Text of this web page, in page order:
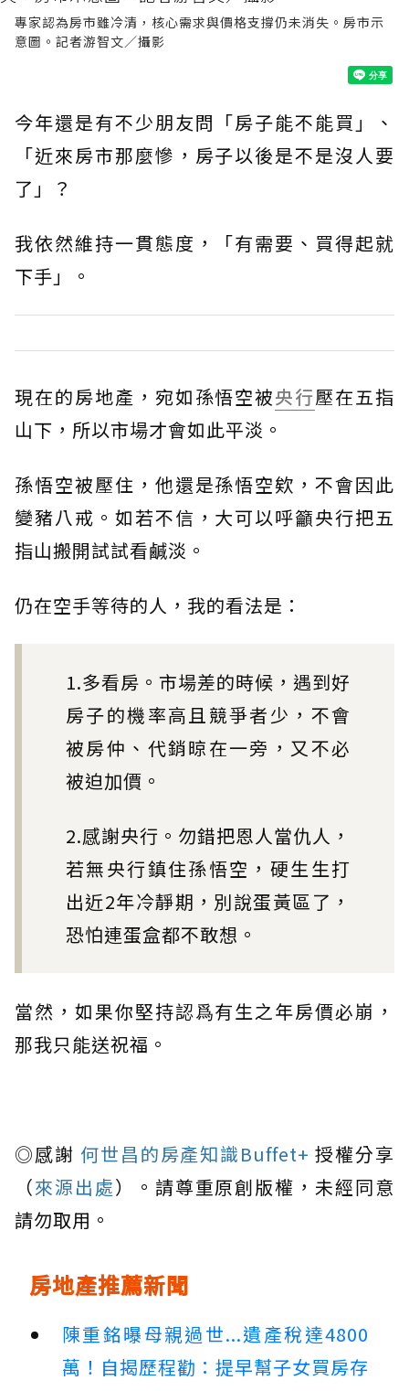
專家認為房市雖冷清，核心需求與價格支撐仍未消失。房市示
意圖。記者游智文／攝影
今年還是有不少朋友問「房子能不能買」、
「近來房市那麼慘，房子以後是不是沒人要
了」？
我依然維持一貫態度，「有需要、買得起就
下手」。
現在的房地產，宛如孫悟空被央行壓在五指
山下，所以市場才會如此平淡。
孫悟空被壓住，他還是孫悟空欸，不會因此
變豬八戒。如若不信，大可以呼籲央行把五
指山搬開試試看鹹淡。
仍在空手等待的人，我的看法是：
1.多看房。市場差的時候，遇到好
房子的機率高且競爭者少，不會
被房仲、代銷晾在一旁，又不必
被迫加價。
2.感謝央行。勿錯把恩人當仇人，
若無央行鎮住孫悟空，硬生生打
出近2年冷靜期，別說蛋黃區了，
恐怕連蛋盒都不敢想。
當然，如果你堅持認爲有生之年房價必崩，
那我只能送祝福。
◎感謝 何世昌的房產知識Buffet+授權分享
（來源出處）。請尊重原創版權，未經同意
請勿取用。
房地產推薦新聞
陳重銘曝母親過世...遺產稅達4800
萬！自揭歷程勸：提早幫子女買房存